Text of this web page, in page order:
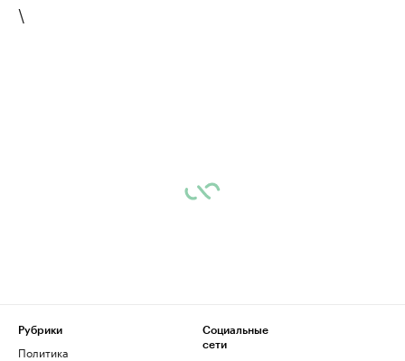
\
Рубрики
Политика
Социальные
сети